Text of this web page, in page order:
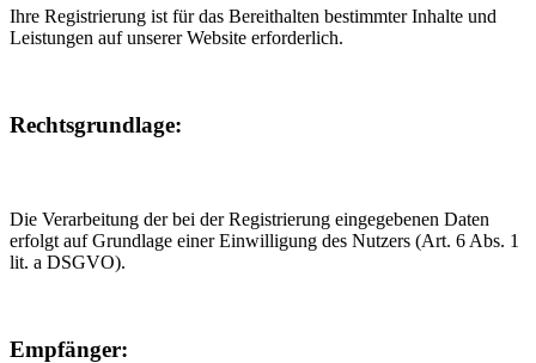
Ihre Registrierung ist für das Bereithalten bestimmter Inhalte und
Leistungen auf unserer Website erforderlich.
Rechtsgrundlage:
Die Verarbeitung der bei der Registrierung eingegebenen Daten
erfolgt auf Grundlage einer Einwilligung des Nutzers (Art. 6 Abs. 1
lit. a DSGVO).
Empfänger: